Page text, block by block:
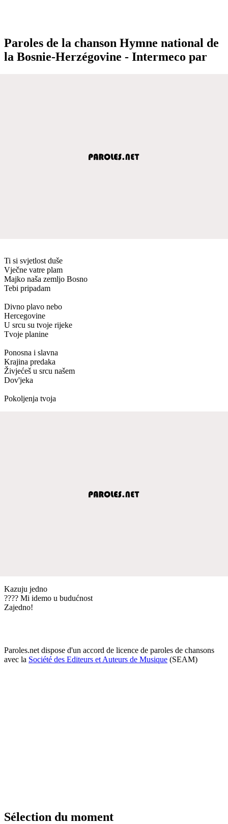
Paroles de la chanson Hymne national de
la Bosnie-Herzégovine - Intermeco par
Ti si svjetlost duše
Vječne vatre plam
Majko naša zemljo Bosno
Tebi pripadam
Divno plavo nebo
Hercegovine
U srcu su tvoje rijeke
Tvoje planine
Ponosna i slavna
Krajina predaka
Živjećeš u srcu našem
Dov'jeka
Pokoljenja tvoja
Kazuju jedno
???? Mi idemo u budućnost
Zajedno!
Paroles.net dispose d'un accord de licence de paroles de chansons
avec la Société des Editeurs et Auteurs de Musique (SEAM)
Sélection du moment